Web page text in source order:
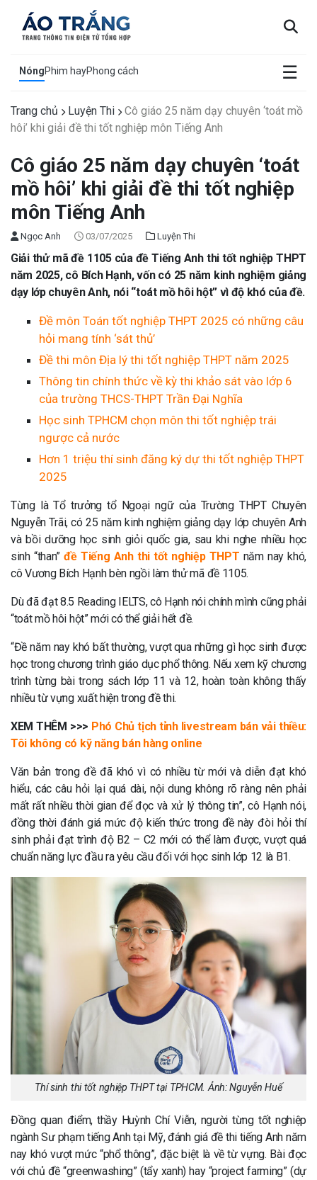
NóngPhim hayPhong cách ☰
×
Trang chủ Luyện Thi
Cô giáo 25 năm dạy chuyên ‘toát mồ
hôi’ khi giải đề thi tốt nghiệp môn Tiếng Anh
Cô giáo 25 năm dạy chuyên ‘toát
mồ hôi’ khi giải đề thi tốt nghiệp
môn Tiếng Anh
Ngọc Anh 03/07/2025 Luyện Thi
Giải thử mã đề 1105 của đề Tiếng Anh thi tốt nghiệp THPT
năm 2025, cô Bích Hạnh, vốn có 25 năm kinh nghiệm giảng
dạy lớp chuyên Anh, nói “toát mồ hôi hột” vì độ khó của đề.
Đề môn Toán tốt nghiệp THPT 2025 có những câu
hỏi mang tính ‘sát thủ’
Đề thi môn Địa lý thi tốt nghiệp THPT năm 2025
Thông tin chính thức về kỳ thi khảo sát vào lớp 6
của trường THCS-THPT Trần Đại Nghĩa
Học sinh TPHCM chọn môn thi tốt nghiệp trái
ngược cả nước
Hơn 1 triệu thí sinh đăng ký dự thi tốt nghiệp THPT
2025
Từng là Tổ trưởng tổ Ngoại ngữ của Trường THPT Chuyên
Nguyễn Trãi, có 25 năm kinh nghiệm giảng dạy lớp chuyên Anh
và bồi dưỡng học sinh giỏi quốc gia, sau khi nghe nhiều học
sinh “than”đề Tiếng Anh thi tốt nghiệp THPT năm nay khó,
cô Vương Bích Hạnh bèn ngồi làm thử mã đề 1105.
Dù đã đạt 8.5 Reading IELTS, cô Hạnh nói chính mình cũng phải
“toát mồ hôi hột” mới có thể giải hết đề.
“Đề năm nay khó bất thường, vượt qua những gì học sinh được
học trong chương trình giáo dục phổ thông. Nếu xem kỹ chương
trình từng bài trong sách lớp 11 và 12, hoàn toàn không thấy
nhiều từ vựng xuất hiện trong đề thi.
XEM THÊM >>> Phó Chủ tịch tỉnh livestream bán vải thiều:
Tôi không có kỹ năng bán hàng online
Văn bản trong đề đã khó vì có nhiều từ mới và diễn đạt khó
hiểu, các câu hỏi lại quá dài, nội dung không rõ ràng nên phải
mất rất nhiều thời gian để đọc và xử lý thông tin”, cô Hạnh nói,
đồng thời đánh giá mức độ kiến thức trong đề này đòi hỏi thí
sinh phải đạt trình độ B2 – C2 mới có thể làm được, vượt quá
chuẩn năng lực đầu ra yêu cầu đối với học sinh lớp 12 là B1.
Thí sinh thi tốt nghiệp THPT tại TPHCM. Ảnh: Nguyễn Huế
Đồng quan điểm, thầy Huỳnh Chí Viễn, người từng tốt nghiệp
ngành Sư phạm tiếng Anh tại Mỹ, đánh giá đề thi tiếng Anh năm
nay khó vượt mức “phổ thông”, đặc biệt là về từ vựng. Bài đọc
với chủ đề “greenwashing” (tẩy xanh) hay “project farming” (dự